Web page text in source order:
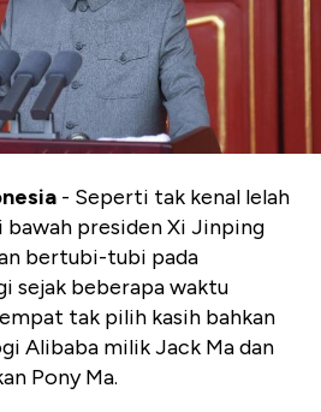
- Seperti tak kenal lelah
presiden Xi Jinping
bertubi-tubi pada
sejak beberapa waktu
tak pilih kasih bahkan
Alibaba milik Jack Ma dan
Pony Ma.